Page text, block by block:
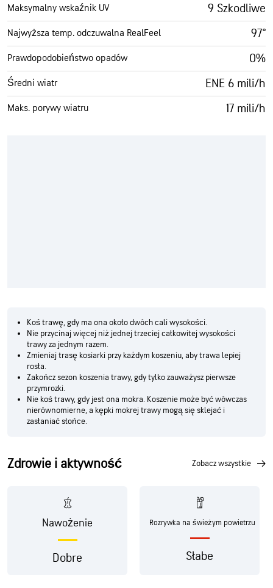
Maksymalny wskaźnik UV 9 Szkodliwe
Najwyższa temp. odczuwalna RealFeel 97°
Prawdopodobieństwo opadów 0%
Średni wiatr ENE 6 mili/h
Maks. porywy wiatru 17 mili/h
Koś trawę, gdy ma ona około dwóch cali wysokości.
Nie przycinaj więcej niż jednej trzeciej całkowitej wysokości
trawy za jednym razem.
Zmieniaj trasę kosiarki przy każdym koszeniu, aby trawa lepiej
rosła.
Zakończ sezon koszenia trawy, gdy tylko zauważysz pierwsze
przymrozki.
Nie koś trawy, gdy jest ona mokra. Koszenie może być wówczas
nierównomierne, a kępki mokrej trawy mogą się sklejać i
zasłaniać słońce.
Zdrowie i aktywność zobacz wszystkie
Nawożenie
Dobre
Rozrywka na świeżym powietrzu
Słabe